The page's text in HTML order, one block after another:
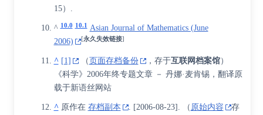
15）.
^10.0 10.1
Asian Journal of Mathematics (June
2006)
[永久失效链接]
^ [1] （页面存档备份 ，存于互联网档案馆）
《科学》2006年终专题文章 － 丹娜·麦肯锡，翻译原
载于新语丝网站
^ 原作在 存档副本 . [2006-08-23] . （ 原始内容
存